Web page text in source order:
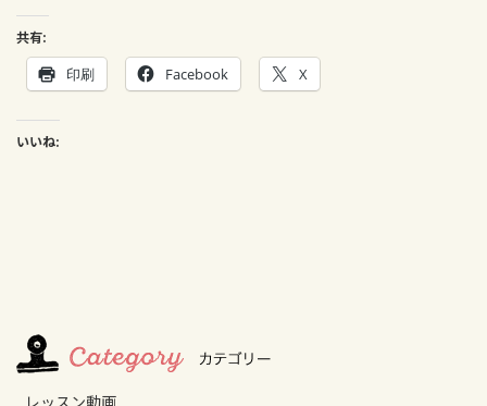
共有:
印刷 Facebook X
いいね:
レッスン動画